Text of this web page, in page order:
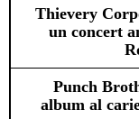
Thievery
un concert
Punch
album al